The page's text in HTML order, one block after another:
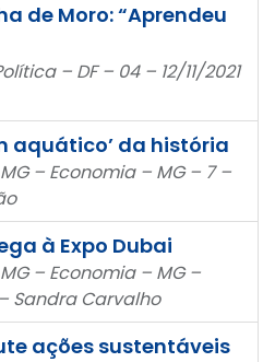
de Moro: “Aprendeu
– DF – 04 – 12/11/2021
aquático’ da história
– Economia – MG – 7 –
à Expo Dubai
– Economia – MG –
Sandra Carvalho
ações sustentáveis